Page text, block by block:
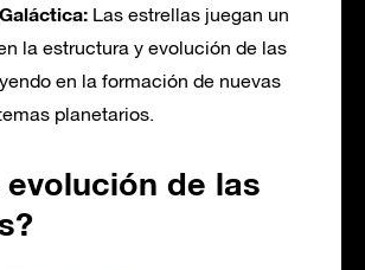
Las estrellas juegan un
la estructura y evolución de las
en la formación de nuevas
planetarios.
evolución de las